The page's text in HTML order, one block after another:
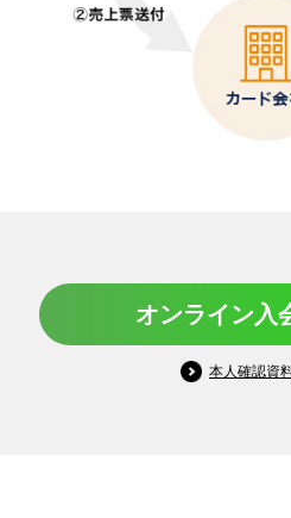
オンライン入
本人確認資